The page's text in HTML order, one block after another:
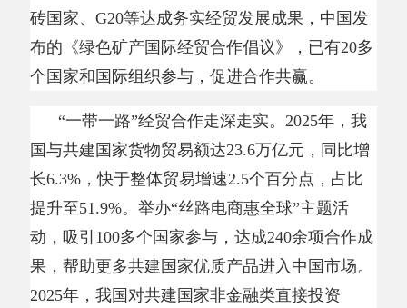
2026年是中国加入世贸组织25周年，中方将
以更加积极和开放的姿态参与世贸组织工作。鄢
更多全球公共产品，继续支持促贸圆桌倡议，在
南南合作框架下作出力所能及的贡献，提升发展
中成员参与国际经贸谈判的能力，从多边贸易体
制中更好受益。（记者 罗珊珊）
分享:
打印本页 关闭窗口